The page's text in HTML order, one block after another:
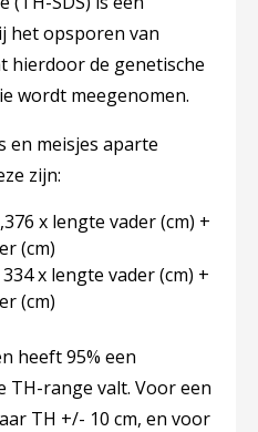
het opsporen van
hierdoor de genetische
wordt meegenomen.
en meisjes aparte
zijn:
x lengte vader (cm) +
(cm)
x lengte vader (cm) +
(cm)
heeft 95% een
TH-range valt. Voor een
TH +/- 10 cm, en voor